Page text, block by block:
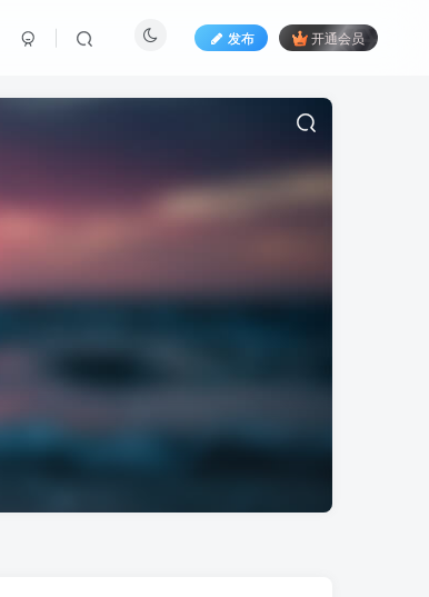
发布 开通会员